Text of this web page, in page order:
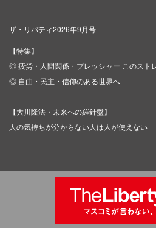
ザ・リバティ2026年9月号
【特集】
◎ 疲労・人間関係・プレッシャー このスト
◎ 自由・民主・信仰のある世界へ
【大川隆法・未来への羅針盤】
人の気持ちが分からない人は人が使えない